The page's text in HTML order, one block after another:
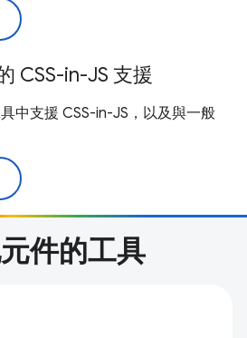
CSS-in-JS 支援
中支援 CSS-in-JS，以及與一般
件的工具